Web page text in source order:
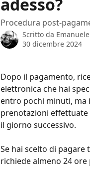
Procedura post-
Scritto da Emanuele
30 dicembre 2024
Dopo il pagamento,
elettronica che hai
entro pochi minuti, ma
prenotazioni
il giorno successivo.
Se hai scelto di
richiede almeno 24